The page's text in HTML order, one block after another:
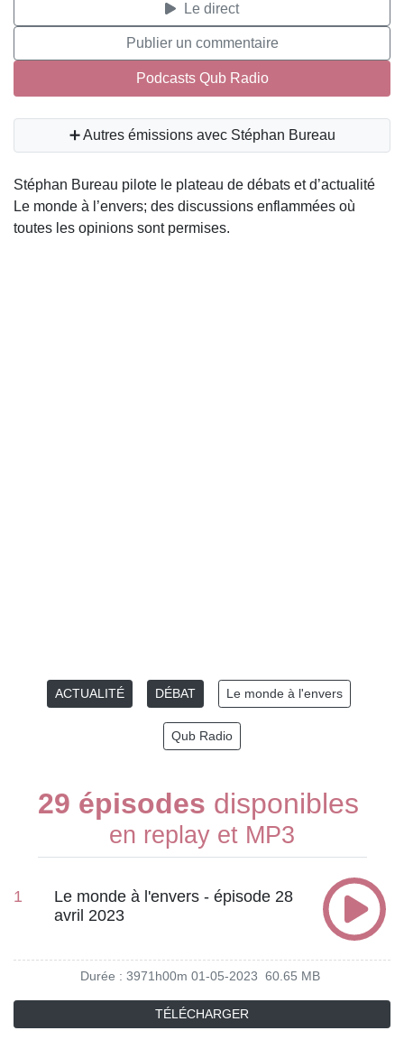
Le direct
Publier un commentaire
Podcasts Qub Radio
➕ Autres émissions avec Stéphan Bureau
Stéphan Bureau pilote le plateau de débats et d’actualité
Le monde à l’envers; des discussions enflammées où
toutes les opinions sont permises.
ACTUALITÉ DÉBAT Le monde à l'envers
Qub Radio
29 épisodes disponibles
en replay et MP3
1
Le monde à l'envers - épisode 28
avril 2023
Durée : 3971h00m 01-05-2023 60.65 MB
TÉLÉCHARGER